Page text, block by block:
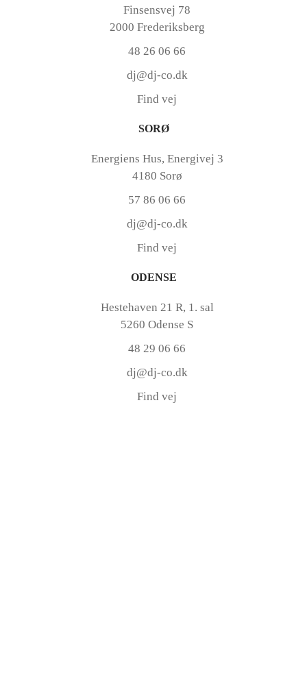
Finsensvej 78
2000 Frederiksberg
48 26 06 66
dj@dj-co.dk
Find vej
SORØ
Energiens Hus, Energivej 3
4180 Sorø
57 86 06 66
dj@dj-co.dk
Find vej
ODENSE
Hestehaven 21 R, 1. sal
5260 Odense S
48 29 06 66
dj@dj-co.dk
Find vej